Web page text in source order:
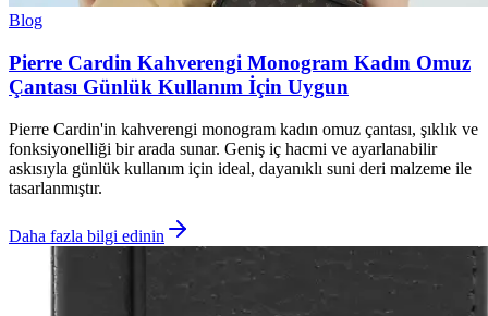
Blog
Pierre Cardin Kahverengi Monogram Kadın Omuz
Çantası Günlük Kullanım İçin Uygun
Pierre Cardin'in kahverengi monogram kadın omuz çantası, şıklık ve
fonksiyonelliği bir arada sunar. Geniş iç hacmi ve ayarlanabilir
askısıyla günlük kullanım için ideal, dayanıklı suni deri malzeme ile
tasarlanmıştır.
Daha fazla bilgi edinin